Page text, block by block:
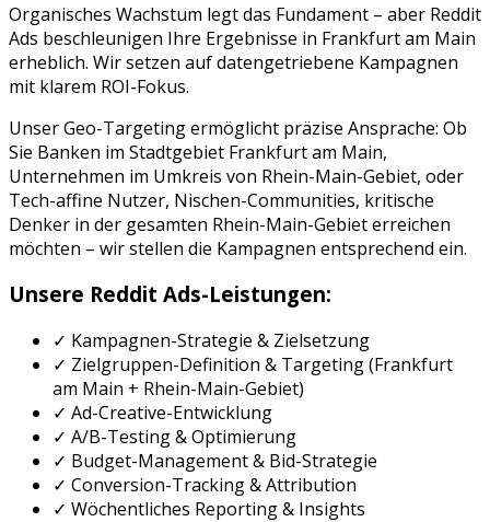
Organisches Wachstum legt das Fundament – aber Reddit
Ads beschleunigen Ihre Ergebnisse in Frankfurt am Main
erheblich. Wir setzen auf datengetriebene Kampagnen
mit klarem ROI-Fokus.
Unser Geo-Targeting ermöglicht präzise Ansprache: Ob
Sie Banken im Stadtgebiet Frankfurt am Main,
Unternehmen im Umkreis von Rhein-Main-Gebiet, oder
Tech-affine Nutzer, Nischen-Communities, kritische
Denker in der gesamten Rhein-Main-Gebieterreichen
möchten – wir stellen die Kampagnen entsprechend ein.
Unsere Reddit Ads-Leistungen:
✓ Kampagnen-Strategie & Zielsetzung
✓ Zielgruppen-Definition & Targeting (Frankfurt
am Main + Rhein-Main-Gebiet)
✓ Ad-Creative-Entwicklung
✓ A/B-Testing & Optimierung
✓ Budget-Management & Bid-Strategie
✓ Conversion-Tracking & Attribution
✓ Wöchentliches Reporting & Insights